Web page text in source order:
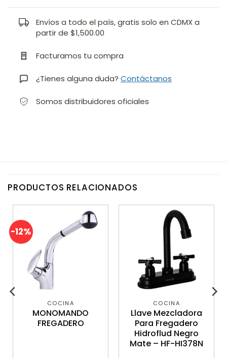
Envíos a todo el país, gratis solo en CDMX a
partir de $1,500.00
Facturamos tu compra
¿Tienes alguna duda? Contáctanos
Somos distribuidores oficiales
PRODUCTOS RELACIONADOS
-12%
COCINA
MONOMANDO
FREGADERO
COCINA
Llave Mezcladora
Para Fregadero
Hidroflud Negro
Mate – HF-HI378N